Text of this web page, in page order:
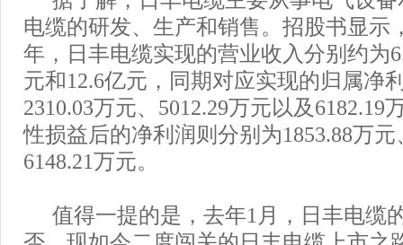
电缆的研发、生产和销售。招股书显示
年，日丰电缆实现的营业收入分别约为
元和12.6亿元，同期对应实现的归属净
2310.03万元、5012.29万元以及6182.19
性损益后的净利润则分别为1853.88万元
6148.21万元。
值得一提的是，去年1月，日丰电缆